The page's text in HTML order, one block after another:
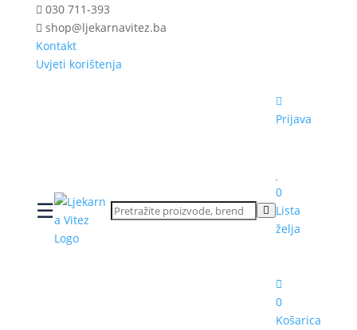
030 711-393
shop@ljekarnavitez.ba
Kontakt
Uvjeti korištenja
☰
Prijava
0
Lista
želja
0
Košarica